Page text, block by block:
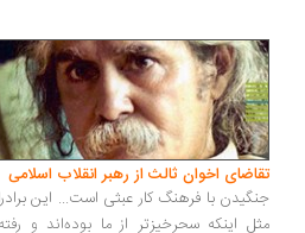
اخوان ثالث از رهبر انقلاب اسلامی
با فرهنگ کار عبثی است... این برادران
اینکه سحرخیزتر از ما بوده‌اند و